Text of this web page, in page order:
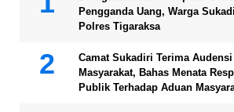
Pengganda Uang, Warga
Polres Tigaraksa
Camat Sukadiri Terima
Masyarakat, Bahas Menata
Publik Terhadap Aduan